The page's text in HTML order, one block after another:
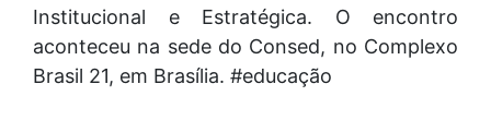
Institucional e Estratégica. O encontro
aconteceu na sede do Consed, no Complexo
Brasil 21, em Brasília. #educação